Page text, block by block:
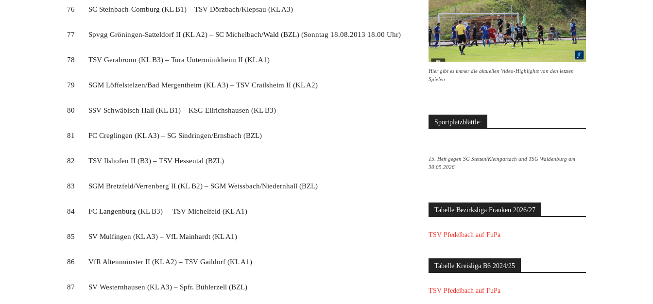
76 SC Steinbach-Comburg (KL B1) – TSV Dörzbach/Klepsau (KL A3)
77 Spvgg Gröningen-Satteldorf II (KL A2) – SC Michelbach/Wald (BZL) (Sonntag 18.08.2013 18.00 Uhr)
78 TSV Gerabronn (KL B3) – Tura Untermünkheim II (KL A1)
79 SGM Löffelstelzen/Bad Mergentheim (KL A3) – TSV Crailsheim II (KL A2)
80 SSV Schwäbisch Hall (KL B1) – KSG Ellrichshausen (KL B3)
81 FC Creglingen (KL A3) – SG Sindringen/Ernsbach (BZL)
82 TSV Ilshofen II (B3) – TSV Hessental (BZL)
83 SGM Bretzfeld/Verrenberg II (KL B2) – SGM Weissbach/Niedernhall (BZL)
84 FC Langenburg (KL B3) – TSV Michelfeld (KL A1)
85 SV Mulfingen (KL A3) – VfL Mainhardt (KL A1)
86 VfR Altenmünster II (KL A2) – TSV Gaildorf (KL A1)
87 SV Westernhausen (KL A3) – Spfr. Bühlerzell (BZL)
Hier gibt es immer die aktuellen Video-Highlights von den letzten
Spielen
Sportplatzblättle:
15. Heft gegen SG Stetten/Kleingartach und TSG Waldenburg am
30.05.2026
Tabelle Bezirksliga Franken 2026/27
TSV Pfedelbach auf FuPa
Tabelle Kreisliga B6 2024/25
TSV Pfedelbach auf FuPa